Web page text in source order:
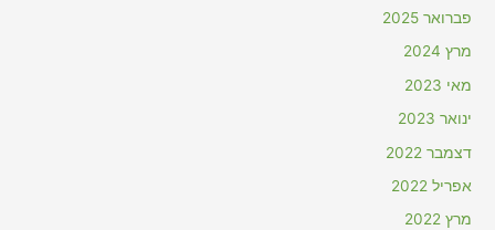
פברואר 2025
מרץ 2024
מאי 2023
ינואר 2023
דצמבר 2022
אפריל 2022
מרץ 2022